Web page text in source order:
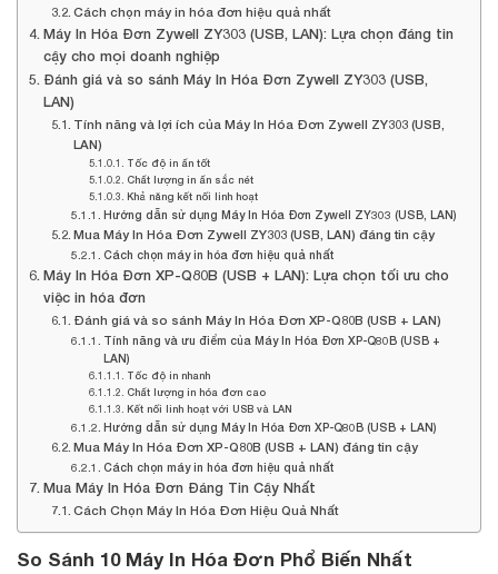
Cách chọn máy in hóa đơn hiệu quả nhất
Máy In Hóa Đơn Zywell ZY303 (USB, LAN): Lựa chọn đáng tin
cậy cho mọi doanh nghiệp
Đánh giá và so sánh Máy In Hóa Đơn Zywell ZY303 (USB,
LAN)
Tính năng và lợi ích của Máy In Hóa Đơn Zywell ZY303 (USB,
LAN)
Tốc độ in ấn tốt
Chất lượng in ấn sắc nét
Khả năng kết nối linh hoạt
Hướng dẫn sử dụng Máy In Hóa Đơn Zywell ZY303 (USB, LAN)
Mua Máy In Hóa Đơn Zywell ZY303 (USB, LAN) đáng tin cậy
Cách chọn máy in hóa đơn hiệu quả nhất
Máy In Hóa Đơn XP-Q80B (USB + LAN): Lựa chọn tối ưu cho
việc in hóa đơn
Đánh giá và so sánh Máy In Hóa Đơn XP-Q80B (USB + LAN)
Tính năng và ưu điểm của Máy In Hóa Đơn XP-Q80B (USB +
LAN)
Tốc độ in nhanh
Chất lượng in hóa đơn cao
Kết nối linh hoạt với USB và LAN
Hướng dẫn sử dụng Máy In Hóa Đơn XP-Q80B (USB + LAN)
Mua Máy In Hóa Đơn XP-Q80B (USB + LAN) đáng tin cậy
Cách chọn máy in hóa đơn hiệu quả nhất
Mua Máy In Hóa Đơn Đáng Tin Cậy Nhất
Cách Chọn Máy In Hóa Đơn Hiệu Quả Nhất
So Sánh 10 Máy In Hóa Đơn Phổ Biến Nhất